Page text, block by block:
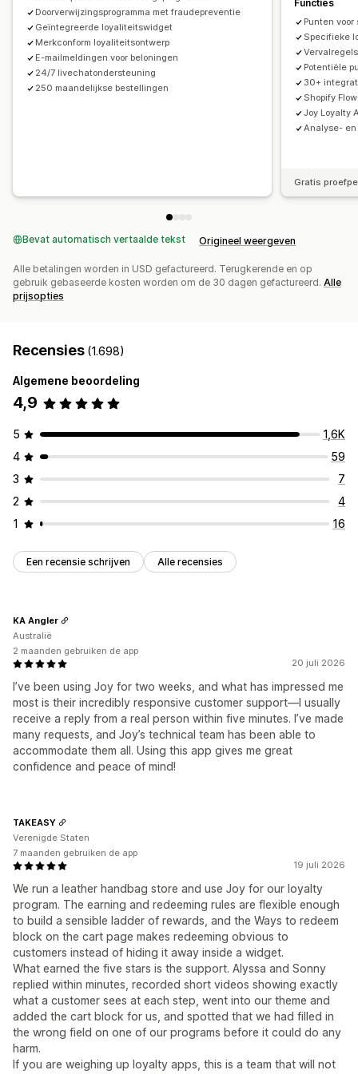
Triggers en regels Korting stapelen Automatiseringen
Segmentering
Tagging Tracking
Analytics
API's en webhooks
Doorverwijzingsprogramma met fraudepreventie
Geïntegreerde loyaliteitswidget
Merkconform loyaliteitsontwerp
E-mailmeldingen voor beloningen
24/7 livechatondersteuning
250 maandelijkse bestellingen
Functies
Punten
Specifieke
Potentiële
30+
Shopify
Joy Loyalty
Analyse-
Gratis
Bevat automatisch vertaalde tekst Origineel weergeven
Alle betalingen worden in USD gefactureerd. Terugkerende en op
gebruik gebaseerde kosten worden om de 30 dagen gefactureerd. Alle
prijsopties
Recensies (1.698)
Algemene beoordeling
4,9
5
1,6K
4
59
3
7
2
4
1
16
Een recensie schrijven Alle recensies
20 juli 2026
I’ve been using Joy for two weeks, and what has impressed me
most is their incredibly responsive customer support—I usually
receive a reply from a real person within five minutes. I’ve made
many requests, and Joy’s technical team has been able to
accommodate them all. Using this app gives me great
confidence and peace of mind!
KA Angler
Australië
2 maanden gebruiken de app
19 juli 2026
We run a leather handbag store and use Joy for our loyalty
program. The earning and redeeming rules are flexible enough
to build a sensible ladder of rewards, and the Ways to redeem
block on the cart page makes redeeming obvious to
customers instead of hiding it away inside a widget.
What earned the five stars is the support. Alyssa and Sonny
replied within minutes, recorded short videos showing exactly
what a customer sees at each step, went into our theme and
added the cart block for us, and spotted that we had filled in
the wrong field on one of our programs before it could do any
harm.
If you are weighing up loyalty apps, this is a team that will not
TAKEASY
Verenigde Staten
7 maanden gebruiken de app